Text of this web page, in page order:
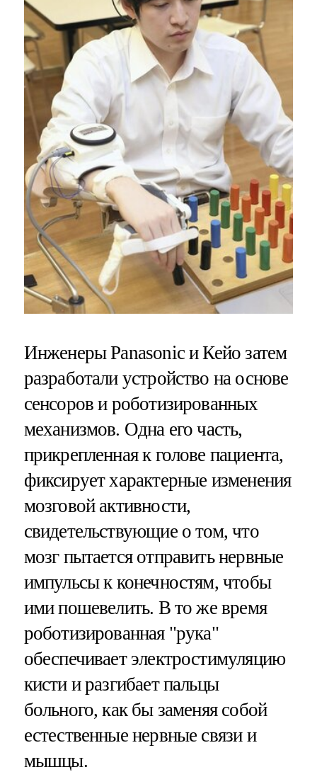
Инженеры Panasonic и Кейо затем
разработали устройство на основе
сенсоров и роботизированных
механизмов. Одна его часть,
прикрепленная к голове пациента,
фиксирует характерные изменения
мозговой активности,
свидетельствующие о том, что
мозг пытается отправить нервные
импульсы к конечностям, чтобы
ими пошевелить. В то же время
роботизированная "рука"
обеспечивает электростимуляцию
кисти и разгибает пальцы
больного, как бы заменяя собой
естественные нервные связи и
мышцы.